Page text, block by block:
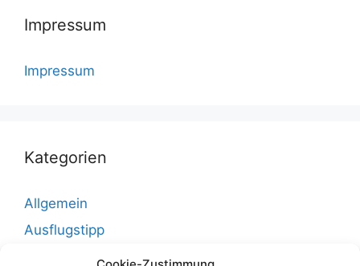
Impressum
Impressum
Kategorien
Allgemein
Ausflugstipp
Bad Doberan